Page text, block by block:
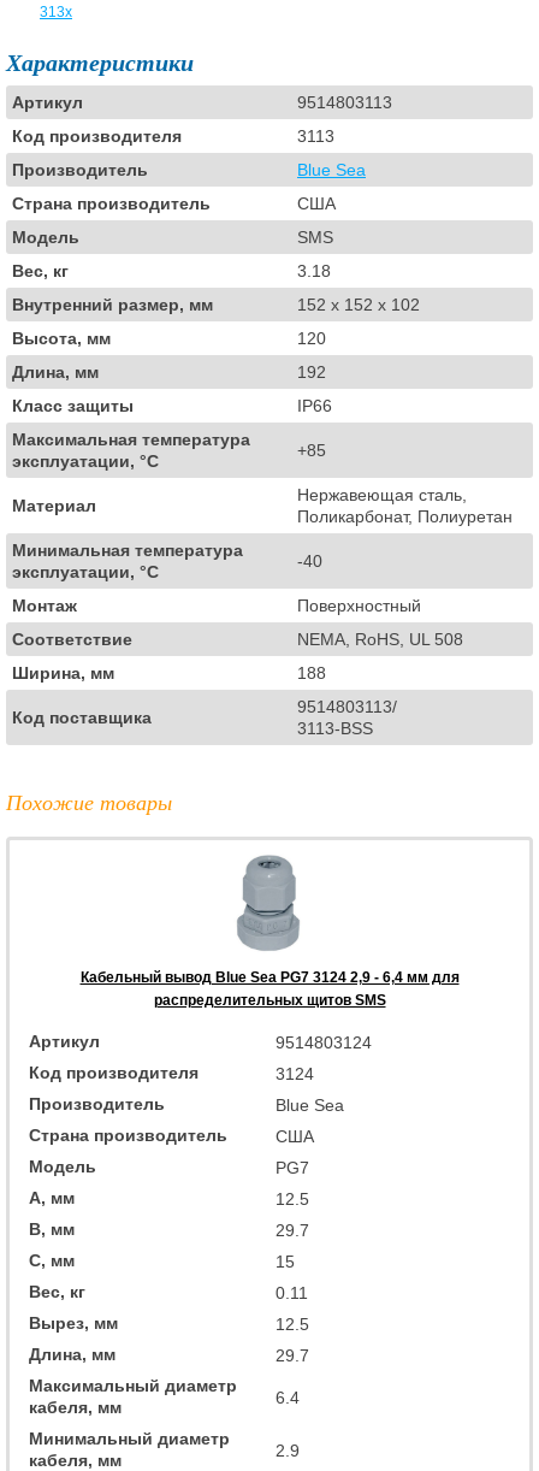
313x
Характеристики
Артикул
9514803113
Код производителя
3113
Производитель
Blue Sea
Страна производитель
США
Модель
SMS
Вес, кг
3.18
Внутренний размер, мм
152 x 152 x 102
Высота, мм
120
Длина, мм
192
Класс защиты
IP66
Максимальная температура
эксплуатации, °C
+85
Материал
Нержавеющая сталь,
Поликарбонат, Полиуретан
Минимальная температура
эксплуатации, °C
-40
Монтаж
Поверхностный
Соответствие
NEMA, RoHS, UL 508
Ширина, мм
188
Код поставщика
9514803113/
3113-BSS
Похожие товары
Кабельный вывод Blue Sea PG7 3124 2,9 - 6,4 мм для
распределительных щитов SMS
Артикул
9514803124
Код производителя
3124
Производитель
Blue Sea
Страна производитель
США
Модель
PG7
A, мм
12.5
B, мм
29.7
C, мм
15
Вес, кг
0.11
Вырез, мм
12.5
Длина, мм
29.7
Максимальный диаметр
кабеля, мм
6.4
Минимальный диаметр
кабеля, мм
2.9